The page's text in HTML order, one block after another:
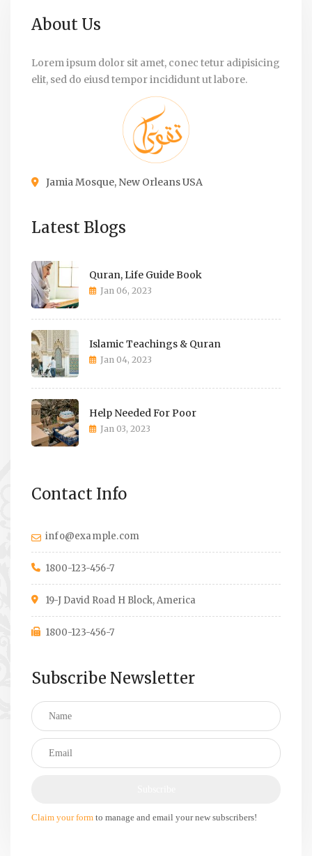
About Us
Lorem ipsum dolor sit amet, conec tetur adipisicing
elit, sed do eiusd tempor incididunt ut labore.
Jamia Mosque, New Orleans USA
Latest Blogs
Quran, Life Guide Book
Jan 06, 2023
Islamic Teachings & Quran
Jan 04, 2023
Help Needed For Poor
Jan 03, 2023
Contact Info
info@example.com
1800-123-456-7
19-J David Road H Block, America
1800-123-456-7
Subscribe Newsletter
Claim your form to manage and email your new subscribers!